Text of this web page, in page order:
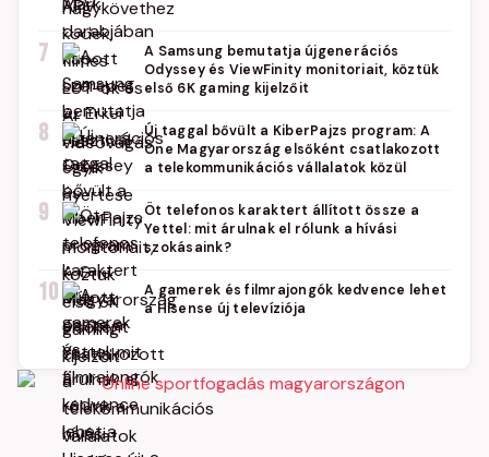
7
A Samsung bemutatja újgenerációs
Odyssey és ViewFinity monitoriait, köztük
első 6K gaming kijelzőit
8
Új taggal bővült a KiberPajzs program: A
One Magyarország elsőként csatlakozott
a telekommunikációs vállalatok közül
9
Öt telefonos karaktert állított össze a
Yettel: mit árulnak el rólunk a hívási
szokásaink?
10
A gamerek és filmrajongók kedvence lehet
a Hisense új televíziója